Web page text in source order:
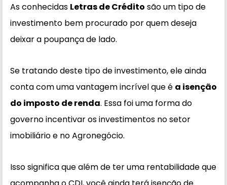
As conhecidas Letras de Crédito são um tipo de
investimento bem procurado por quem deseja
deixar a poupança de lado.
Se tratando deste tipo de investimento, ele ainda
conta com uma vantagem incrível que é a isenção
do imposto de renda. Essa foi uma forma do
governo incentivar os investimentos no setor
imobiliário e no Agronegócio.
Isso significa que além de ter uma rentabilidade que